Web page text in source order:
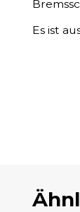
Es ist